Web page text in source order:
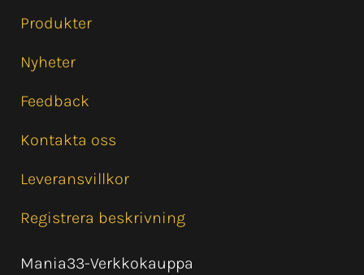
Produkter
Nyheter
Feedback
Kontakta oss
Leveransvillkor
Registrera beskrivning
Mania33-Verkkokauppa